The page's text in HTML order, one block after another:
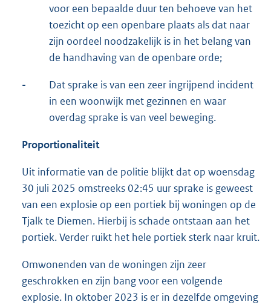
voor een bepaalde duur ten behoeve van het
toezicht op een openbare plaats als dat naar
zijn oordeel noodzakelijk is in het belang van
de handhaving van de openbare orde;
-
Dat sprake is van een zeer ingrijpend incident
in een woonwijk met gezinnen en waar
overdag sprake is van veel beweging.
Proportionaliteit
Uit informatie van de politie blijkt dat op woensdag
30 juli 2025 omstreeks 02:45 uur sprake is geweest
van een explosie op een portiek bij woningen op de
Tjalk te Diemen. Hierbij is schade ontstaan aan het
portiek. Verder ruikt het hele portiek sterk naar kruit.
Omwonenden van de woningen zijn zeer
geschrokken en zijn bang voor een volgende
explosie. In oktober 2023 is er in dezelfde omgeving